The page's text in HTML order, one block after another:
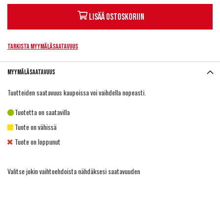
Lisää ostoskoriin
Tarkista myymäläsaatavuus
Myymäläsaatavuus
Tuotteiden saatavuus kaupoissa voi vaihdella nopeasti.
Tuotetta on saatavilla
Tuote on vähissä
Tuote on loppunut
Valitse jokin vaihtoehdoista nähdäksesi saatavuuden